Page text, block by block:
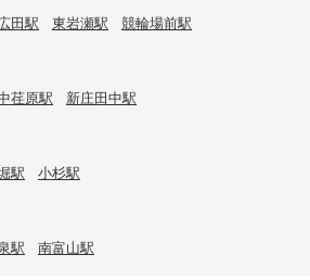
田駅 東岩瀬駅 競輪場前駅
荏原駅 新庄田中駅
駅 小杉駅
駅 南富山駅